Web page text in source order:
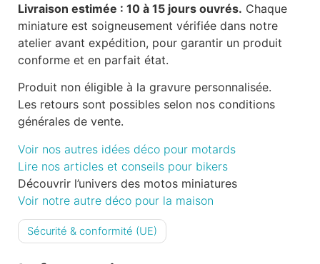
Livraison estimée : 10 à 15 jours ouvrés. Chaque
miniature est soigneusement vérifiée dans notre
atelier avant expédition, pour garantir un produit
conforme et en parfait état.
Produit non éligible à la gravure personnalisée.
Les retours sont possibles selon nos conditions
générales de vente.
Voir nos autres idées déco pour motards
Lire nos articles et conseils pour bikers
Découvrir l’univers des motos miniatures
Voir notre autre déco pour la maison
Sécurité & conformité (UE)